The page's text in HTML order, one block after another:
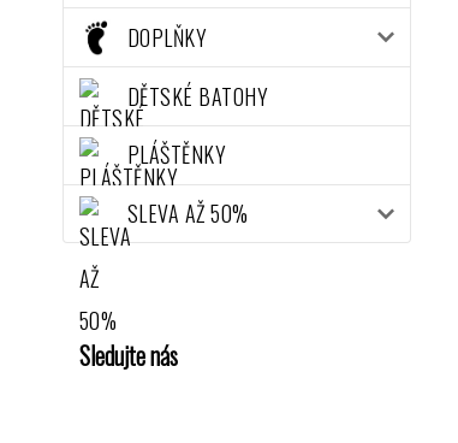
DOPLŇKY
DĚTSKÉ BATOHY
PLÁŠTĚNKY
SLEVA AŽ 50%
Sledujte nás